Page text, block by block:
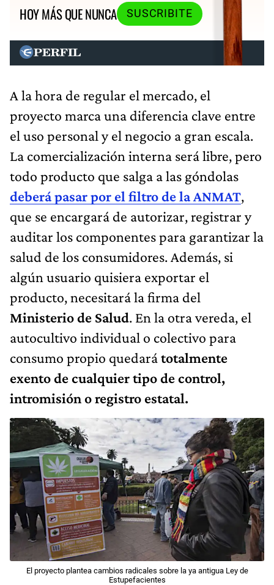
HOY MÁS QUE NUNCA SUSCRIBITE
A la hora de regular el mercado, el
proyecto marca una diferencia clave entre
el uso personal y el negocio a gran escala.
La comercialización interna será libre, pero
todo producto que salga a las góndolas
deberá pasar por el filtro de la ANMAT,
que se encargará de autorizar, registrar y
auditar los componentes para garantizar la
salud de los consumidores. Además, si
algún usuario quisiera exportar el
producto, necesitará la firma del
Ministerio de Salud. En la otra vereda, el
autocultivo individual o colectivo para
consumo propio quedarátotalmente
exento de cualquier tipo de control,
intromisión o registro estatal.
El proyecto plantea cambios radicales sobre la ya antigua Ley de
Estupefacientes